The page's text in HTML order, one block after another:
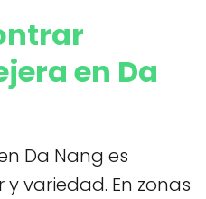
en Da
Da Nang es
variedad. En zonas